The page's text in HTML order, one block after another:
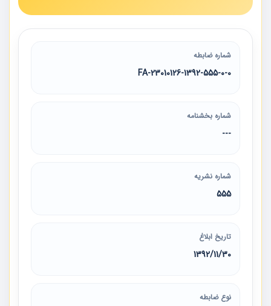
شماره ضابطه
23010126-1392-555-0-0-FA
شماره بخشنامه
---
شماره نشریه
555
تاریخ ابلاغ
1392/11/30
نوع ضابطه